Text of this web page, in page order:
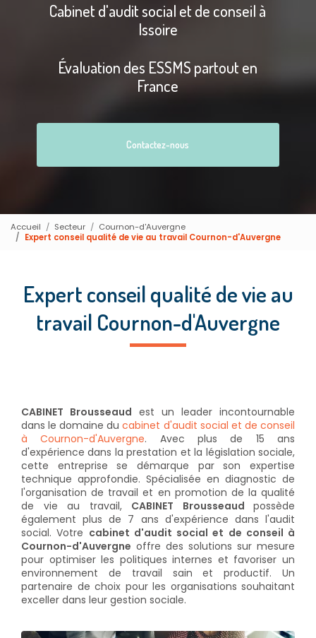
Cabinet d'audit social et de conseil à
Issoire
Évaluation des ESSMS partout en
France
Contactez-nous
Accueil Secteur
Cournon-d'Auvergne
Expert conseil qualité de vie au travail Cournon-d'Auvergne
Expert conseil qualité de vie au
travail Cournon-d'Auvergne
CABINET Brousseaud est un leader incontournable
dans le domaine ducabinet d'audit social et de conseil
à Cournon-d'Auvergne. Avec plus de 15 ans
d'expérience dans la prestation et la législation sociale,
cette entreprise se démarque par son expertise
technique approfondie. Spécialisée en diagnostic de
l'organisation de travail et en promotion de la qualité
de vie au travail, CABINET Brousseaud possède
également plus de 7 ans d'expérience dans l'audit
social. Votre cabinet d'audit social et de conseil à
Cournon-d'Auvergne offre des solutions sur mesure
pour optimiser les politiques internes et favoriser un
environnement de travail sain et productif. Un
partenaire de choix pour les organisations souhaitant
exceller dans leur gestion sociale.